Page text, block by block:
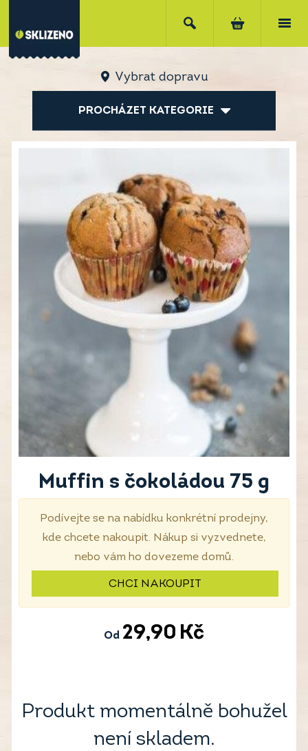
Vybrat dopravu
PROCHÁZET KATEGORIE
Muffin s čokoládou 75 g
Podívejte se na nabídku konkrétní prodejny,
kde chcete nakoupit. Nákup si vyzvednete,
nebo vám ho dovezeme domů.
CHCI NAKOUPIT
Od 29,90 Kč
Produkt momentálně bohužel
není skladem.